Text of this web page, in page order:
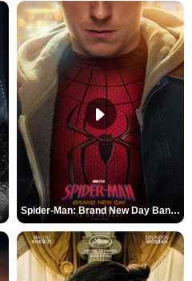
Spider-Man: Brand New Day Bande-annonce VO STFR